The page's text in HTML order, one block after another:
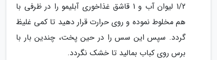
1/2 لیوان آب و 1 قاشق غذاخوری آبلیمو را در ظرفی با
هم مخلوط نموده و روی حرارت قرار دهید تا کمی غلیظ
گردد. سپس این سس را در حین پخت، چندین بار با
برس روی کباب بمالید تا خشک نگردد.